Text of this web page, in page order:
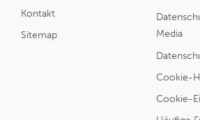
Kontakt
Sitemap
Media
Cookie-
Cookie-